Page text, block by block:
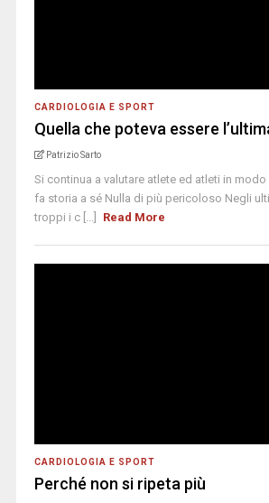
CARDIOLOGIA E SPORT
Quella che poteva essere
Patrizio Sarto
Si continua a valutare atlete ed atleti in modo
fa storia a sé Nulla di più pericoloso Negli
troppi i c [...]
Read More
CARDIOLOGIA E SPORT
Perché non si ripeta più